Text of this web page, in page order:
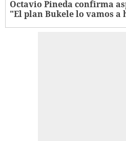
Octavio Pineda confirma
"El plan Bukele lo vamos a